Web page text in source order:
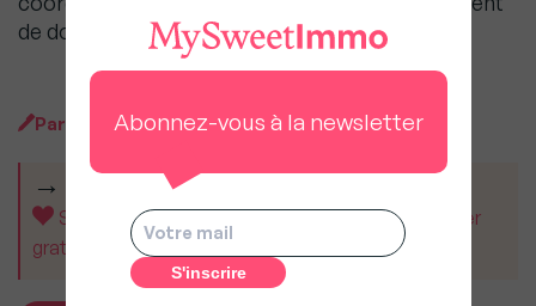
de dossier personnalisé ?
Par MySweet Newsroom
CET ARTICLE VOUS A AIDÉ ?
Soutenez MySweetImmo et aidez-nous à rester
gratuit pour tous.
Abonnez-vous à la newsletter